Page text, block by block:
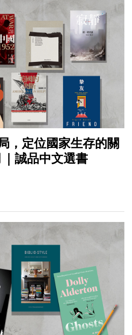
，定位國家生存的關
誠品中文選書